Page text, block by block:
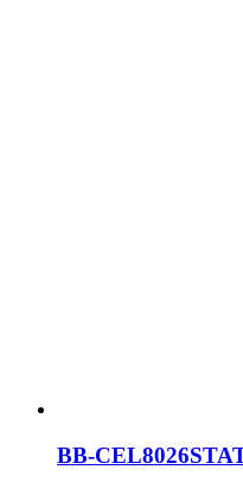
BB-